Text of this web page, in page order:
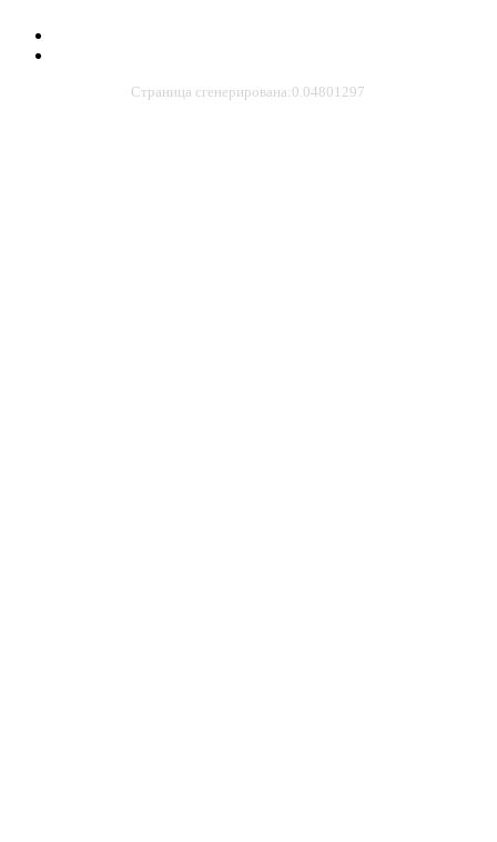
Страница сгенерирована:0.04801297